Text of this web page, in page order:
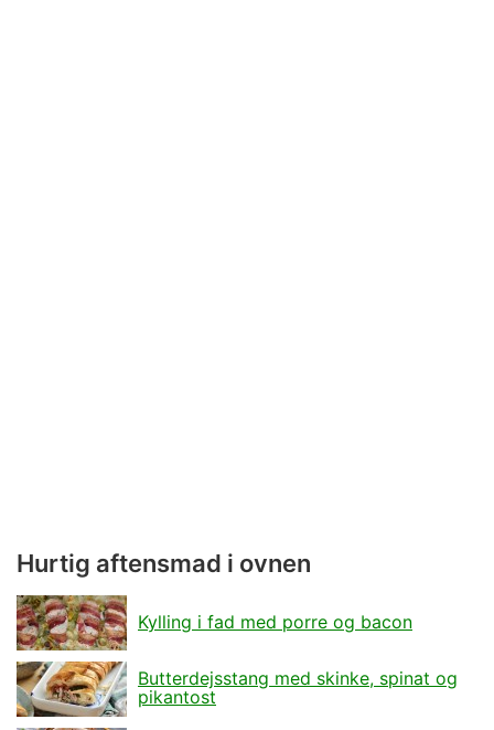
Hurtig aftensmad i ovnen
Kylling i fad med porre og bacon
Butterdejsstang med skinke, spinat og
pikantost